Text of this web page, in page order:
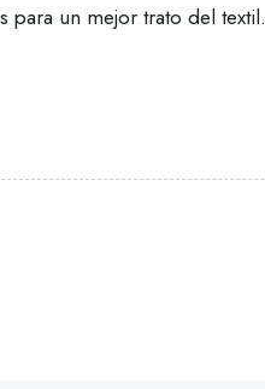
un mejor trato del textil.